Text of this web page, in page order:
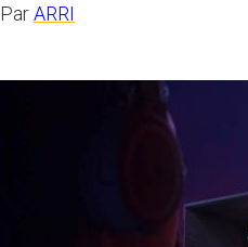
ParARRI